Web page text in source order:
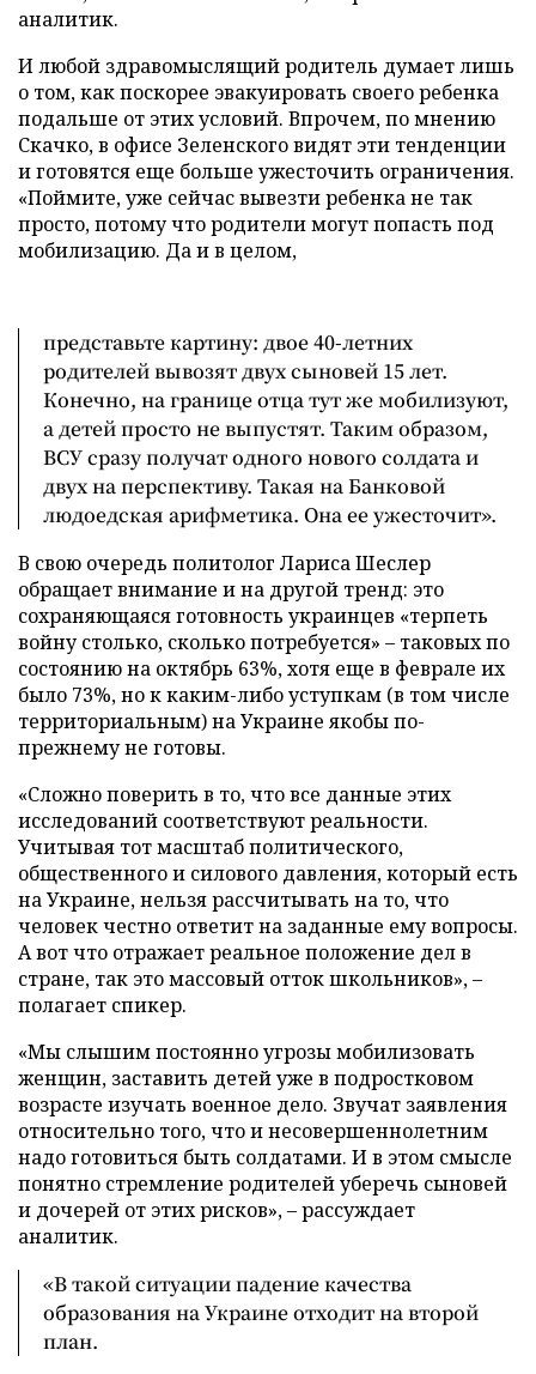
аналитик.
И любой здравомыслящий родитель думает лишь
о том, как поскорее эвакуировать своего ребенка
подальше от этих условий. Впрочем, по мнению
Скачко, в офисе Зеленского видят эти тенденции
и готовятся еще больше ужесточить ограничения.
«Поймите, уже сейчас вывезти ребенка не так
просто, потому что родители могут попасть под
мобилизацию. Да и в целом,
представьте картину: двое 40-летних
родителей вывозят двух сыновей 15 лет.
Конечно, на границе отца тут же мобилизуют,
а детей просто не выпустят. Таким образом,
ВСУ сразу получат одного нового солдата и
двух на перспективу. Такая на Банковой
людоедская арифметика. Она ее ужесточит».
В свою очередь политолог Лариса Шеслер
обращает внимание и на другой тренд: это
сохраняющаяся готовность украинцев «терпеть
войну столько, сколько потребуется» – таковых по
состоянию на октябрь 63%, хотя еще в феврале их
было 73%, но к каким-либо уступкам (в том числе
территориальным) на Украине якобы по-
прежнему не готовы.
«Сложно поверить в то, что все данные этих
исследований соответствуют реальности.
Учитывая тот масштаб политического,
общественного и силового давления, который есть
на Украине, нельзя рассчитывать на то, что
человек честно ответит на заданные ему вопросы.
А вот что отражает реальное положение дел в
стране, так это массовый отток школьников», –
полагает спикер.
«Мы слышим постоянно угрозы мобилизовать
женщин, заставить детей уже в подростковом
возрасте изучать военное дело. Звучат заявления
относительно того, что и несовершеннолетним
надо готовиться быть солдатами. И в этом смысле
понятно стремление родителей уберечь сыновей
и дочерей от этих рисков», – рассуждает
аналитик.
«В такой ситуации падение качества
образования на Украине отходит на второй
план.